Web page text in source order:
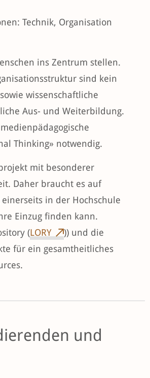
Technik, Organisation
ins Zentrum stellen.
sind kein
wissenschaftliche
Aus- und Weiterbildung.
Thinking» notwendig.
mit besonderer
Daher braucht es auf
in der Hochschule
Einzug finden kann.
(LORY
)) und die
für ein gesamtheitliches
und